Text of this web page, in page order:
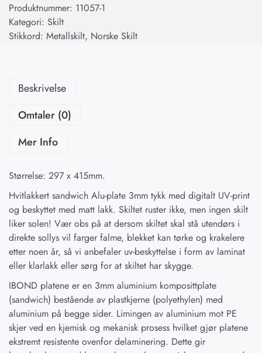
Produktnummer: 11057-1
Kategori: Skilt
Stikkord: Metallskilt, Norske Skilt
Beskrivelse
Omtaler (0)
Mer Info
Størrelse: 297 x 415mm.
Hvitlakkert sandwich Alu-plate 3mm tykk med digitalt UV-print
og beskyttet med matt lakk. Skiltet ruster ikke, men ingen skilt
liker solen! Vær obs på at dersom skiltet skal stå utendørs i
direkte sollys vil farger falme, blekket kan tørke og krakelere
etter noen år, så vi anbefaler uv-beskyttelse i form av laminat
eller klarlakk eller sørg for at skiltet har skygge.
IBOND platene er en 3mm aluminium komposittplate
(sandwich) bestående av plastkjerne (polyethylen) med
aluminium på begge sider. Limingen av aluminium mot PE
skjer ved en kjemisk og mekanisk prosess hvilket gjør platene
ekstremt resistente ovenfor delaminering. Dette gir